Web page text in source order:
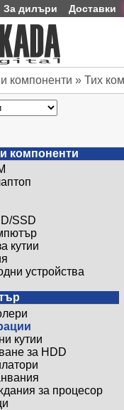
За дилъри Доставки
компоненти » Тих
компоненти
SSD
кутии
устройства
кутии
за HDD
за процесор